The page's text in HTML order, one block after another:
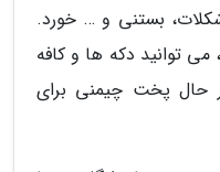
بستنی و … خورد.
می توانید دکه ها و کافه
حال پخت چیمنی برای